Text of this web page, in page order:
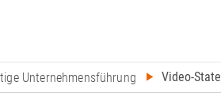
Unternehmensführung Video-